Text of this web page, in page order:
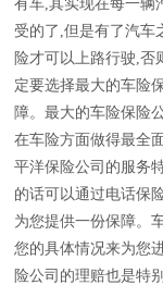
有车,其实现在每一辆
受的了,但是有了汽车
险才可以上路行驶,否
定要选择最大的车险
障。最大的车险保险
在车险方面做得最全
平洋保险公司的服务
的话可以通过电话保
为您提供一份保障。
您的具体情况来为您
险公司的理赔也是特